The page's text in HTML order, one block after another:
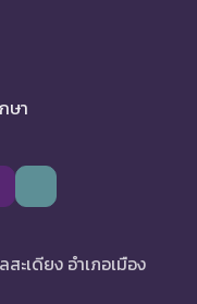
ษา
ะเดียง อำเภอเมือง